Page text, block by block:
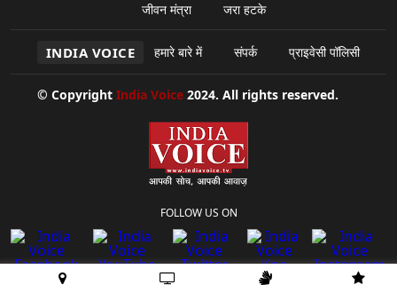
जीवन मंत्रा
जरा हटके
INDIA VOICE हमारे बारे में संपर्क प्राइवेसी पॉलिसी
© Copyright India Voice 2024. All rights reserved.
FOLLOW US ON